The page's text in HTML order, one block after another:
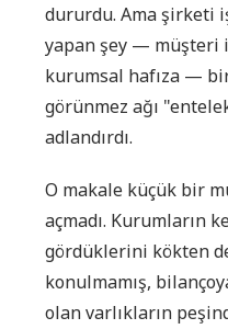
dururdu. Ama şirketi
yapan şey — müşteri
kurumsal hafıza —
görünmez ağı
adlandırdı.
O makale küçük bir
açmadı. Kurumların
gördüklerini kökten
konulmamış,
olan varlıkların